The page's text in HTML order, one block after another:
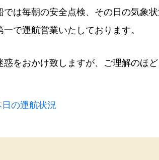
では毎朝の安全点検、その日の気象
で運航営業いたしております。
をおかけ致しますが、ご理解のほど
の運航状況